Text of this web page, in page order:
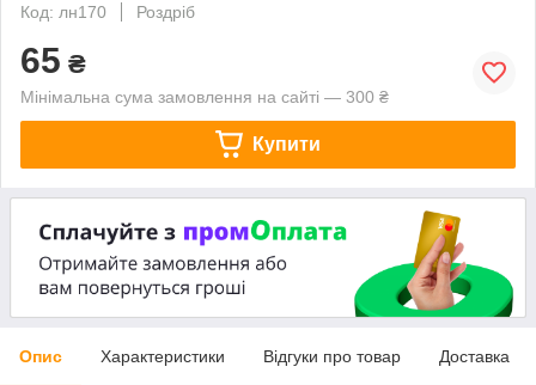
Код: лн170
Роздріб
65 ₴
Мінімальна сума замовлення на сайті — 300 ₴
Купити
Опис Характеристики Відгуки про товар Доставка